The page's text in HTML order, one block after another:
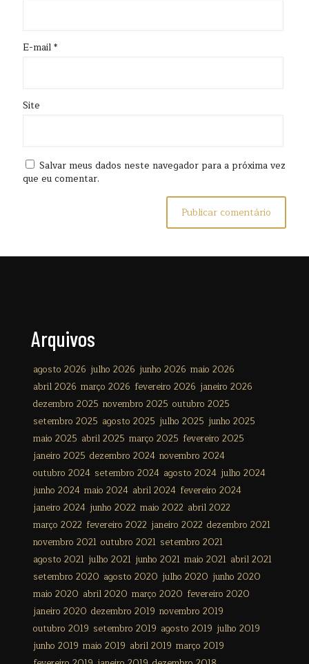
E-mail*
Site
Salvar meus dados neste navegador para a próxima vez
que eu comentar.
Arquivos
agosto 2026 julho 2026 junho 2026 maio 2026
abril 2026 março 2026 fevereiro 2026 janeiro 2026
dezembro 2025 novembro 2025 outubro 2025
setembro 2025 agosto 2025 julho 2025 junho 2025
maio 2025 abril 2025 março 2025 fevereiro 2025
janeiro 2025 dezembro 2024 novembro 2024
outubro 2024 setembro 2024 agosto 2024 julho 2024
junho 2024 maio 2024 abril 2024 fevereiro 2024
janeiro 2024 junho 2022 maio 2022 abril 2022
março 2022 fevereiro 2022 janeiro 2022 dezembro 2021
novembro 2021 outubro 2021 setembro 2021
agosto 2021 julho 2021 junho 2021 maio 2021 abril 2021
setembro 2020 agosto 2020 julho 2020 junho 2020
maio 2020 abril 2020 março 2020 fevereiro 2020
janeiro 2020 dezembro 2019 novembro 2019
outubro 2019 setembro 2019 agosto 2019 julho 2019
junho 2019 maio 2019 abril 2019 março 2019